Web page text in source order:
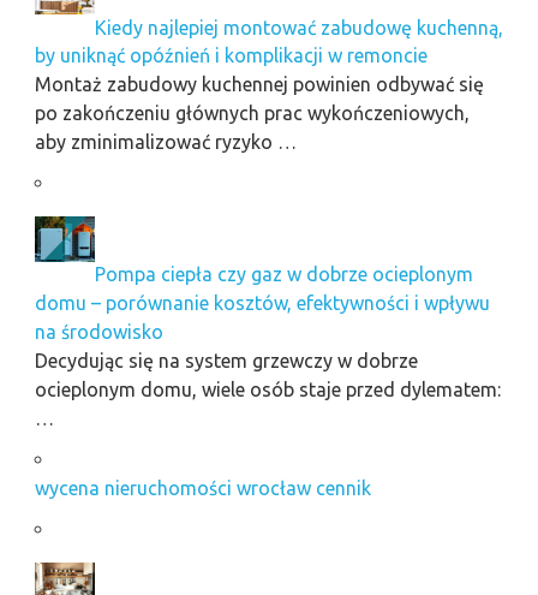
Kiedy najlepiej montować zabudowę kuchenną,
by uniknąć opóźnień i komplikacji w remoncie
Montaż zabudowy kuchennej powinien odbywać się
po zakończeniu głównych prac wykończeniowych,
aby zminimalizować ryzyko …
Pompa ciepła czy gaz w dobrze ocieplonym
domu – porównanie kosztów, efektywności i wpływu
na środowisko
Decydując się na system grzewczy w dobrze
ocieplonym domu, wiele osób staje przed dylematem:
wycena nieruchomości wrocław cennik